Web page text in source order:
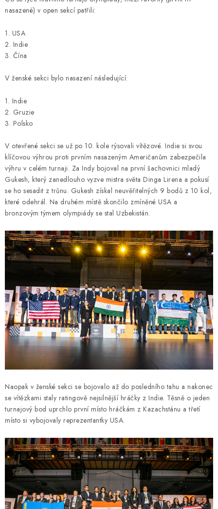
nasazené) v open sekcí patřili:
1. USA
2. Indie
3. Čína
V ženské sekci bylo nasazení následující:
1. Indie
2. Gruzie
3. Polsko
V otevřené sekci se už po 10. kole rýsovali vítězové. Indie si svou
klíčovou výhrou proti prvním nasazeným Američanům zabezpečila
výhru v celém turnaji. Za Indy bojoval na první šachovnici mladý
Gukesh, který zanedlouho vyzve mistra světa Dinga Lirena a pokusí
se ho sesadit z trůnu. Gukesh získal neuvěřitelných 9 bodů z 10 kol,
které odehrál. Na druhém místě skončilo zmíněné USA a
bronzovým týmem olympiády se stal Uzbekistán.
Naopak v ženské sekci se bojovalo až do posledního tahu a nakonec
se vítězkami staly ratingově nejsilnější hráčky z Indie. Těsně o jeden
turnajový bod uprchlo první místo hráčkám z Kazachstánu a třetí
místo si vybojovaly reprezentantky USA.